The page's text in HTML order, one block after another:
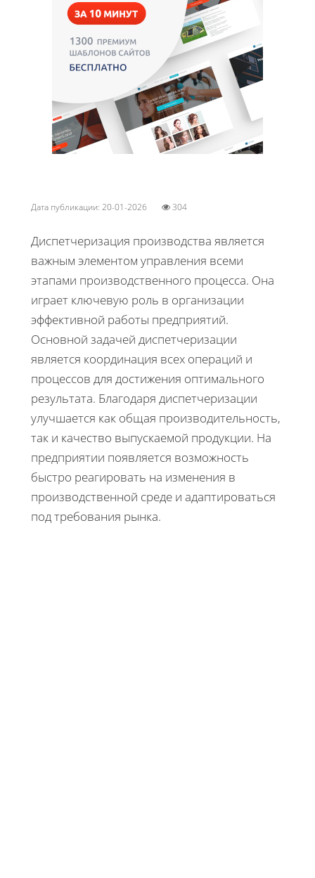
Дата публикации: 20-01-2026 304
Диспетчеризация производства является
важным элементом управления всеми
этапами производственного процесса. Она
играет ключевую роль в организации
эффективной работы предприятий.
Основной задачей диспетчеризации
является координация всех операций и
процессов для достижения оптимального
результата. Благодаря диспетчеризации
улучшается как общая производительность,
так и качество выпускаемой продукции. На
предприятии появляется возможность
быстро реагировать на изменения в
производственной среде и адаптироваться
под требования рынка.